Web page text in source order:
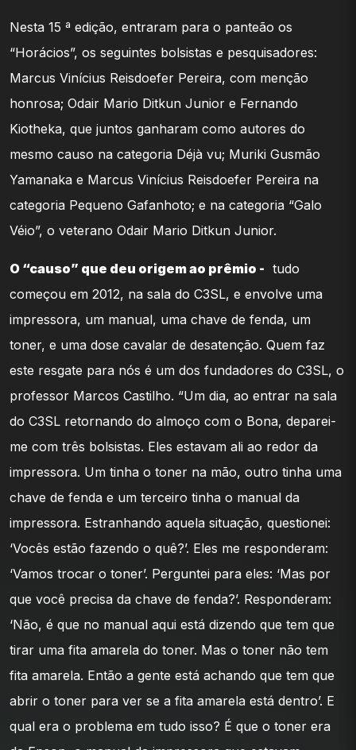
Nesta 15 ª edição, entraram para o panteão os
“Horácios”, os seguintes bolsistas e pesquisadores:
Marcus Vinícius Reisdoefer Pereira, com menção
honrosa; Odair Mario Ditkun Junior e Fernando
Kiotheka, que juntos ganharam como autores do
mesmo causo na categoria Déjà vu; Muriki Gusmão
Yamanaka e Marcus Vinícius Reisdoefer Pereira na
categoria Pequeno Gafanhoto; e na categoria “Galo
Véio”, o veterano Odair Mario Ditkun Junior.
O “causo” que deu origem ao prêmio - tudo
começou em 2012, na sala do C3SL, e envolve uma
impressora, um manual, uma chave de fenda, um
toner, e uma dose cavalar de desatenção. Quem faz
este resgate para nós é um dos fundadores do C3SL, o
professor Marcos Castilho. “Um dia, ao entrar na sala
do C3SL retornando do almoço com o Bona, deparei-
me com três bolsistas. Eles estavam ali ao redor da
impressora. Um tinha o toner na mão, outro tinha uma
chave de fenda e um terceiro tinha o manual da
impressora. Estranhando aquela situação, questionei:
‘Vocês estão fazendo o quê?’. Eles me responderam:
‘Vamos trocar o toner’. Perguntei para eles: ‘Mas por
que você precisa da chave de fenda?’. Responderam:
‘Não, é que no manual aqui está dizendo que tem que
tirar uma fita amarela do toner. Mas o toner não tem
fita amarela. Então a gente está achando que tem que
abrir o toner para ver se a fita amarela está dentro’. E
qual era o problema em tudo isso? É que o toner era